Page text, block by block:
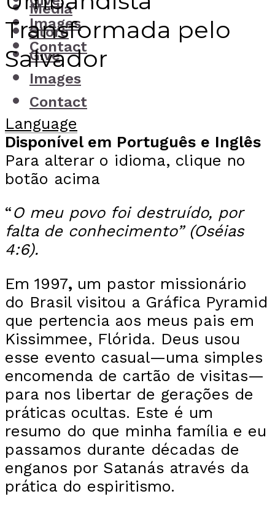
Images
Contact
Media
Store
Give
Images
Contact
Transformada pelo
Salvador
Language
Disponível em Português e Inglês
Para alterar o idioma, clique no
botão acima
“O meu povo foi destruído, por
falta de conhecimento” (Oséias
4:6).
Em 1997, um pastor missionário
do Brasil visitou a Gráfica Pyramid
que pertencia aos meus pais em
Kissimmee, Flórida. Deus usou
esse evento casual—uma simples
encomenda de cartão de visitas—
para nos libertar de gerações de
práticas ocultas. Este é um
resumo do que minha família e eu
passamos durante décadas de
enganos por Satanás através da
prática do espiritismo.